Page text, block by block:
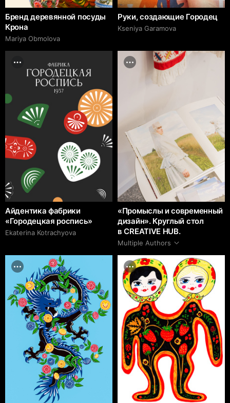
Бренд деревянной посуды
Крона
Mariya Obmolova
Руки, создающие Городец
Kseniya Garamova
Айдентика фабрики
«Городецкая роспись»
Ekaterina Kotrachyova
«Промыслы и современный
дизайн». Круглый стол
в CREATIVE HUB.
Multiple Authors